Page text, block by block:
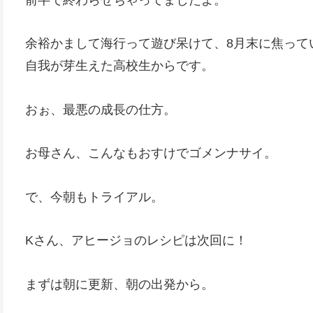
余裕かまして海行って遊び呆けて、8月末に焦って
自我が芽生えた高校生からです。
おぉ、最悪の成長の仕方。
お母さん、こんなもおすけでゴメンナサイ。
で、今朝もトライアル。
Kさん、アヒージョのレシピは次回に！
まずは朝に更新、朝の出発から。